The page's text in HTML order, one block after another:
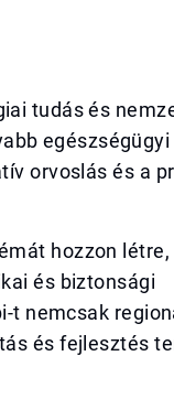
tudás és
egészségügyi
orvoslás és a
hozzon
és biztonsági
t nemcsak
és fejlesztés